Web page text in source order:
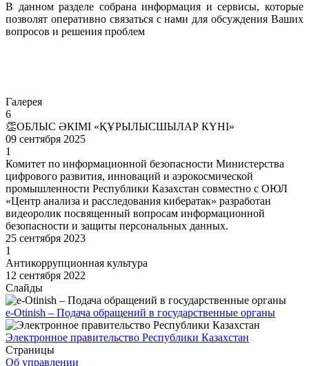
В данном разделе собрана информация и сервисы, которые
позволят оперативно связаться с нами для обсуждения Ваших
вопросов и решения проблем
Галерея
6
👏ОБЛЫС ӘКІМІ «ҚҰРЫЛЫСШЫЛАР КҮНІ»
09 сентября 2025
1
Комитет по информационной безопасности Министерства
цифрового развития, инноваций и аэрокосмической
промышленности Республики Казахстан совместно с ОЮЛ
«Центр анализа и расследования кибератак» разработан
видеоролик посвященный вопросам информационной
безопасности и защиты персональных данных.
25 сентября 2023
1
Антикоррупционная культура
12 сентября 2022
Слайды
e-Otinish – Подача обращений в государственные органы
Электронное правительство Республики Казахстан
Страницы
Об управлении